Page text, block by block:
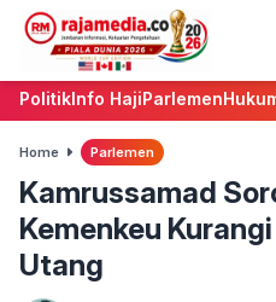
PolitikInfo HajiParlemen
Home Parlemen
Kamrussamad
Kemenkeu
Utang